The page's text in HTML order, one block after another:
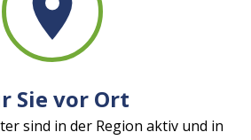
Sie vor Ort
sind in der Region aktiv und in